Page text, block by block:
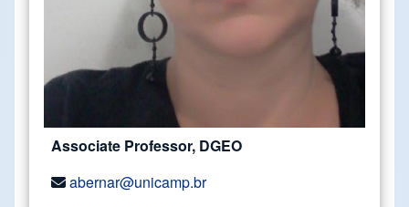
Associate Professor, DGEO
abernar@unicamp.br